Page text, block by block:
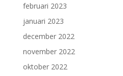
februari 2023
januari 2023
december 2022
november 2022
oktober 2022